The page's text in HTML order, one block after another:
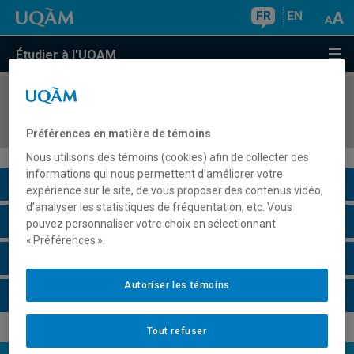
FR EN
Étudier à l'UQAM
COURS//
Description du cours
Horaire - Été 2026
Préférences en matière de témoins
Nous utilisons des témoins (cookies) afin de collecter des
informations qui nous permettent d’améliorer votre
expérience sur le site, de vous proposer des contenus vidéo,
d’analyser les statistiques de fréquentation, etc. Vous
pouvez personnaliser votre choix en sélectionnant
« Préférences ».
Tout refuser
Autoriser les témoins